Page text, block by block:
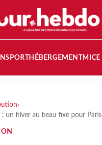
HÉBERGEMENTMICE
›
un hiver au beau fixe pour Paris